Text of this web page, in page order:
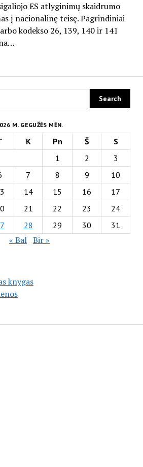
M. GEGUŽĖS MĖN.
K Pn Š
S
1
2
3
7 8 9
10
14 15 16
17
21 22 23
24
28 29 30 31
« Bal Bir »
knygas
ES atlyginimų skaidrumo
į nacionalinę teisę. Pagrindiniai
kodekso 26, 139, 140 ir 141